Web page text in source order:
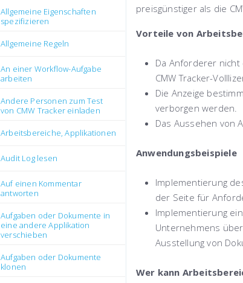
Allgemeine Eigenschaften
spezifizieren
Allgemeine Regeln
An einer Workflow-Aufgabe
arbeiten
Andere Personen zum Test
von CMW Tracker einladen
Arbeitsbereiche, Applikationen
Audit Log lesen
Auf einen Kommentar
antworten
Aufgaben oder Dokumente in
eine andere Applikation
verschieben
Aufgaben oder Dokumente
klonen
preisgünstiger als die
Vorteile von
Da Anforderer nicht
CMW Tracker-
Die Anzeige
verborgen werden.
Das Aussehen von
Anwendungsbeispiele
Implementierung
der Seite für
Implementierung
Unternehmens
Ausstellung von
Wer kann